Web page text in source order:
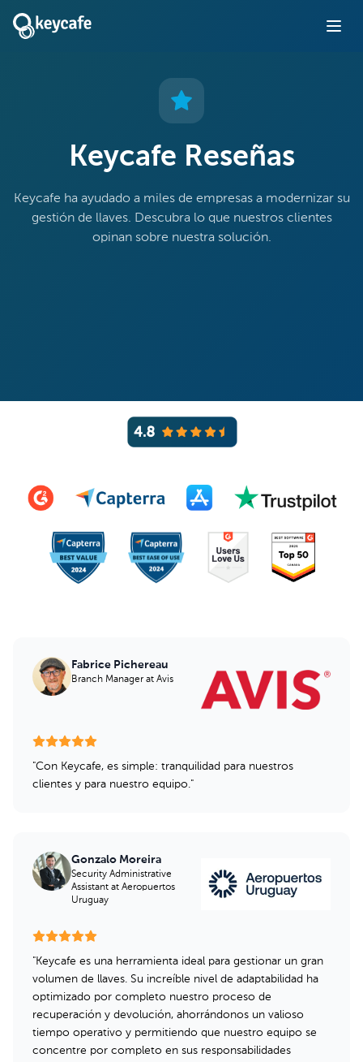
Keycafe Reseñas
Keycafe ha ayudado a miles de empresas a modernizar su
gestión de llaves. Descubra lo que nuestros clientes
opinan sobre nuestra solución.
Fabrice Pichereau
Branch Manager at Avis
"Con Keycafe, es simple: tranquilidad para nuestros
clientes y para nuestro equipo."
Gonzalo Moreira
Security Administrative
Assistant at Aeropuertos
Uruguay
"Keycafe es una herramienta ideal para gestionar un gran
volumen de llaves. Su increíble nivel de adaptabilidad ha
optimizado por completo nuestro proceso de
recuperación y devolución, ahorrándonos un valioso
tiempo operativo y permitiendo que nuestro equipo se
concentre por completo en sus responsabilidades